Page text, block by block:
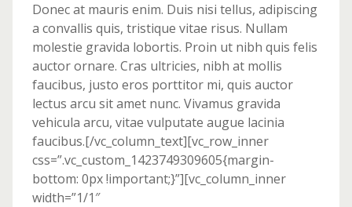
Donec at mauris enim. Duis nisi tellus, adipiscing
a convallis quis, tristique vitae risus. Nullam
molestie gravida lobortis. Proin ut nibh quis felis
auctor ornare. Cras ultricies, nibh at mollis
faucibus, justo eros porttitor mi, quis auctor
lectus arcu sit amet nunc. Vivamus gravida
vehicula arcu, vitae vulputate augue lacinia
faucibus.[/vc_column_text][vc_row_inner
css=”.vc_custom_1423749309605{margin-
bottom: 0px !important;}”][vc_column_inner
width=”1/1″